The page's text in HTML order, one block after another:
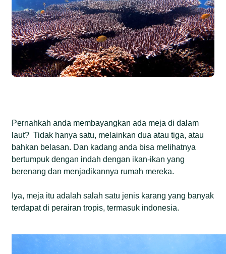
Pernahkah anda membayangkan ada meja di dalam
laut? Tidak hanya satu, melainkan dua atau tiga, atau
bahkan belasan. Dan kadang anda bisa melihatnya
bertumpuk dengan indah dengan ikan-ikan yang
berenang dan menjadikannya rumah mereka.
Iya, meja itu adalah salah satu jenis karang yang banyak
terdapat di perairan tropis, termasuk indonesia.